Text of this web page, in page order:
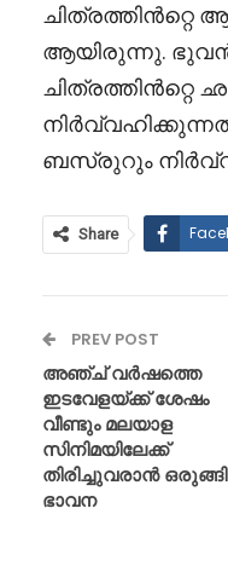
ചിത്രത്തിൻറ്റെ
ആയിരുന്നു.
ചിത്രത്തിൻറ്റെ
ബസ്രുറും
Share
PREV POST
അഞ്ച് വർഷത്തെ
ഇടവേളയ്ക്ക് ശേഷം
വീണ്ടും മലയാള
സിനിമയിലേക്ക്
തിരിച്ചുവരാൻ ഒരുങ്ങി
ഭാവന